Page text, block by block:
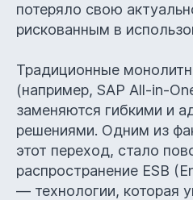
потеряло свою
рискованным в
Традиционные
(например, SAP All-in-
заменяются гибкими и
решениями. Одним из
этот переход, стало
распространение ESB
— технологии, которая